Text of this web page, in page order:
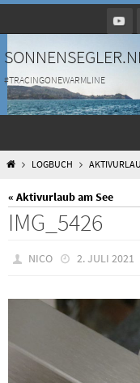
Inhalt
springen
#TRACINGONEWARMLINE
HOMELOGBUCH
« Aktivurlaub am See
IMG_5426
NICO 2. JULI 2021